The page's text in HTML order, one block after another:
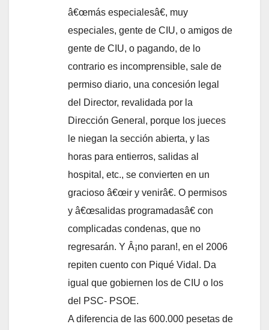
â€œmás especialesâ€, muy
especiales, gente de CIU, o amigos de
gente de CIU, o pagando, de lo
contrario es incomprensible, sale de
permiso diario, una concesión legal
del Director, revalidada por la
Dirección General, porque los jueces
le niegan la sección abierta, y las
horas para entierros, salidas al
hospital, etc., se convierten en un
gracioso â€œir y venirâ€. O permisos
y â€œsalidas programadasâ€ con
complicadas condenas, que no
regresarán. Y Â¡no paran!, en el 2006
repiten cuento con Piqué Vidal. Da
igual que gobiernen los de CIU o los
del PSC- PSOE.
A diferencia de las 600.000 pesetas de